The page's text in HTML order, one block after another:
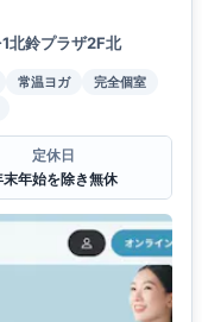
北鈴プラザ2F北
常温ヨガ
完全個室
定休日
末年始を除き無休